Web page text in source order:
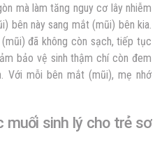
mà làm tăng nguy cơ lây nhiễm
bên này sang mắt (mũi) bên kia.
đã không còn sạch, tiếp tục
bảo vệ sinh thậm chí còn đem
Với mỗi bên mắt (mũi), mẹ nhớ
muối sinh lý cho trẻ sơ